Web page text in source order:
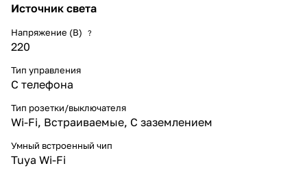
Источник света
Напряжение (В) ?
220
Тип управления
С телефона
Тип розетки/выключателя
Wi-Fi, Встраиваемые, С заземлением
Умный встроенный чип
Tuya Wi-Fi